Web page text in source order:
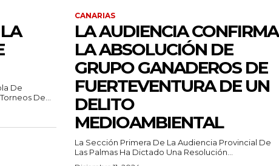
De
De...
CANARIAS
LA AUDIENCIA CONFIRMA
LA ABSOLUCIÓN DE
GRUPO GANADEROS DE
FUERTEVENTURA DE UN
DELITO
MEDIOAMBIENTAL
La Sección Primera De La Audiencia Provincial De
Las Palmas Ha Dictado Una Resolución...